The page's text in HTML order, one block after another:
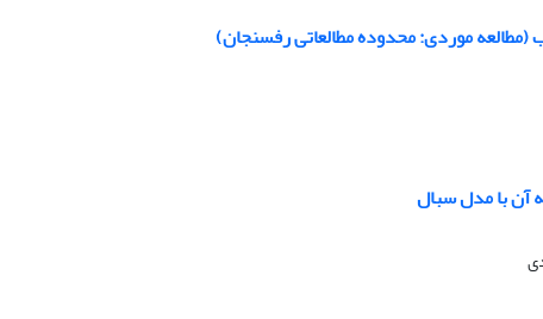
موردی: محدوده مطالعاتی رفسنجان)
آن با مدل سبال